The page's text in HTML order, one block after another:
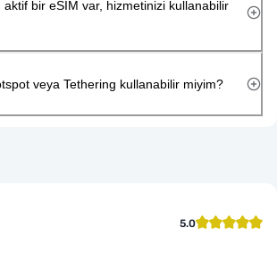
bir eSIM var, hizmetinizi kullanabilir
veya Tethering kullanabilir miyim?
5.0